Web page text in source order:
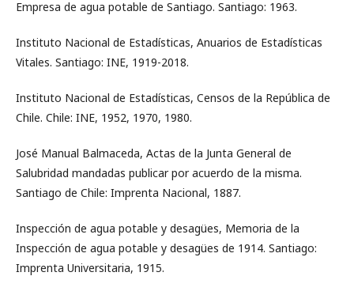
Empresa de agua potable de Santiago. Santiago: 1963.
Instituto Nacional de Estadísticas, Anuarios de Estadísticas
Vitales. Santiago: INE, 1919-2018.
Instituto Nacional de Estadísticas, Censos de la República de
Chile. Chile: INE, 1952, 1970, 1980.
José Manual Balmaceda, Actas de la Junta General de
Salubridad mandadas publicar por acuerdo de la misma.
Santiago de Chile: Imprenta Nacional, 1887.
Inspección de agua potable y desagües, Memoria de la
Inspección de agua potable y desagües de 1914. Santiago:
Imprenta Universitaria, 1915.